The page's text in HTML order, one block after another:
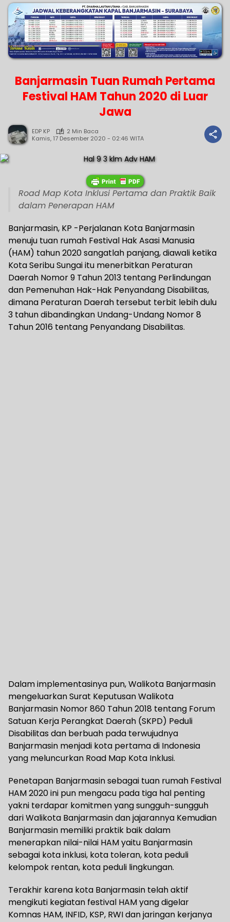
Banjarmasin Tuan Rumah Pertama
Festival HAM Tahun 2020 di Luar
Jawa
EDP KP
2 Min Baca
Kamis, 17 Desember 2020 - 02:46 WITA
Road Map Kota Inklusi Pertama dan Praktik Baik
dalam Penerapan HAM
Banjarmasin, KP -Perjalanan Kota Banjarmasin
menuju tuan rumah Festival Hak Asasi Manusia
(HAM) tahun 2020 sangatlah panjang, diawali ketika
Kota Seribu Sungai itu menerbitkan Peraturan
Daerah Nomor 9 Tahun 2013 tentang Perlindungan
dan Pemenuhan Hak-Hak Penyandang Disabilitas,
dimana Peraturan Daerah tersebut terbit lebih dulu
3 tahun dibandingkan Undang-Undang Nomor 8
Tahun 2016 tentang Penyandang Disabilitas.
Dalam implementasinya pun, Walikota Banjarmasin
mengeluarkan Surat Keputusan Walikota
Banjarmasin Nomor 860 Tahun 2018 tentang Forum
Satuan Kerja Perangkat Daerah (SKPD) Peduli
Disabilitas dan berbuah pada terwujudnya
Banjarmasin menjadi kota pertama di Indonesia
yang meluncurkan Road Map Kota Inklusi.
Penetapan Banjarmasin sebagai tuan rumah Festival
HAM 2020 ini pun mengacu pada tiga hal penting
yakni terdapar komitmen yang sungguh-sungguh
dari Walikota Banjarmasin dan jajarannya Kemudian
Banjarmasin memiliki praktik baik dalam
menerapkan nilai-nilai HAM yaitu Banjarmasin
sebagai kota inklusi, kota toleran, kota peduli
kelompok rentan, kota peduli lingkungan.
Terakhir karena kota Banjarmasin telah aktif
mengikuti kegiatan festival HAM yang digelar
Komnas HAM, INFID, KSP, RWI dan jaringan kerjanya